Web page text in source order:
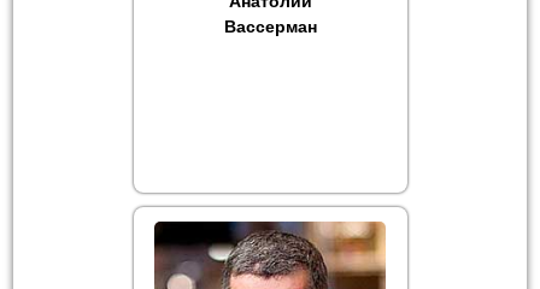
Вассерман